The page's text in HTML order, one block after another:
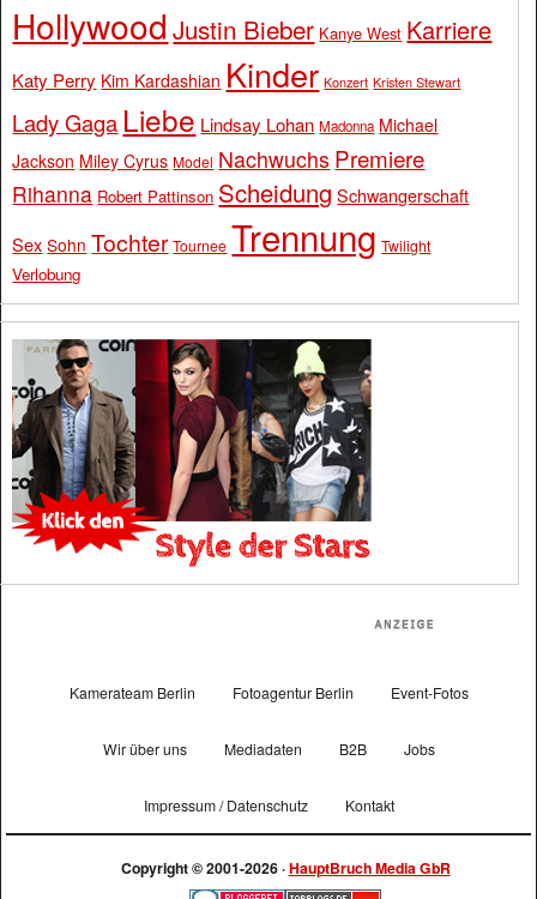
Hollywood Justin Bieber Kanye West Karriere
Katy Perry Kim Kardashian Kinder Konzert Kristen Stewart
Lady Gaga Liebe Lindsay Lohan Madonna Michael
Jackson Miley Cyrus Model Nachwuchs Premiere
Rihanna Robert Pattinson Scheidung Schwangerschaft
Sex Sohn Tochter Tournee Trennung Twilight
Verlobung
Kamerateam Berlin Fotoagentur Berlin Event-Fotos
Wir über uns Mediadaten B2B Jobs
Impressum / Datenschutz Kontakt
Copyright © 2001-2026 ·HauptBruch Media GbR